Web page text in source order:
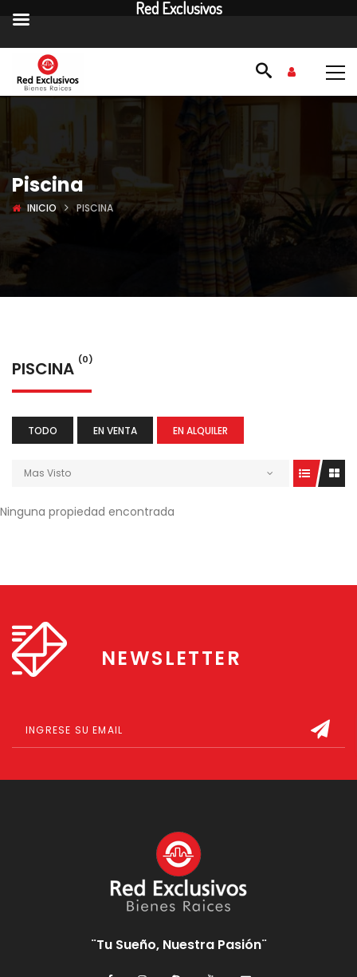
Piscina
INICIO PISCINA
PISCINA (0)
TODO EN VENTA EN ALQUILER
Mas Visto
Ninguna propiedad encontrada
NEWSLETTER
¨Tu Sueño, Nuestra Pasión¨
Red Exclusivos